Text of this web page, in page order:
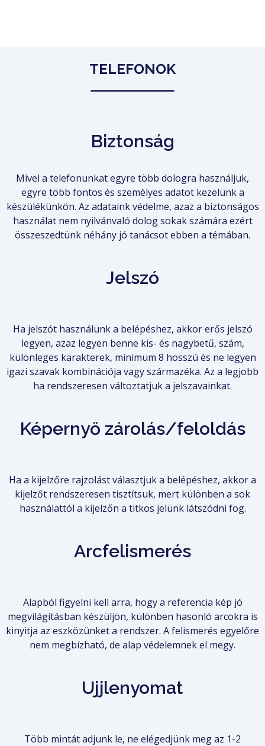
TELEFONOK
Biztonság
Mivel a telefonunkat egyre több dologra használjuk,
egyre több fontos és személyes adatot kezelünk a
készülékünkön. Az adataink védelme, azaz a biztonságos
használat nem nyilvánvaló dolog sokak számára ezért
összeszedtünk néhány jó tanácsot ebben a témában.
Jelszó
Ha jelszót használunk a belépéshez, akkor erős jelszó
legyen, azaz legyen benne kis- és nagybetű, szám,
különleges karakterek, minimum 8 hosszú és ne legyen
igazi szavak kombinációja vagy származéka. Az a legjobb
ha rendszeresen változtatjuk a jelszavainkat.
Képernyő zárolás/feloldás
Ha a kijelzőre rajzolást választjuk a belépéshez, akkor a
kijelzőt rendszeresen tisztítsuk, mert különben a sok
használattól a kijelzőn a titkos jelünk látszódni fog.
Arcfelismerés
Alapból figyelni kell arra, hogy a referencia kép jó
megvilágításban készüljön, különben hasonló arcokra is
kinyitja az eszközünket a rendszer. A felismerés egyelőre
nem megbízható, de alap védelemnek el megy.
Ujjlenyomat
Több mintát adjunk le, ne elégedjünk meg az 1-2